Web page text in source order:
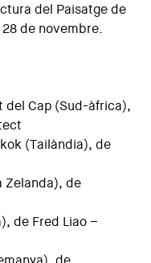
del Paisatge de
de novembre.
del Cap (Sud-àfrica),
(Tailàndia), de
Zelanda), de
de Fred Liao –